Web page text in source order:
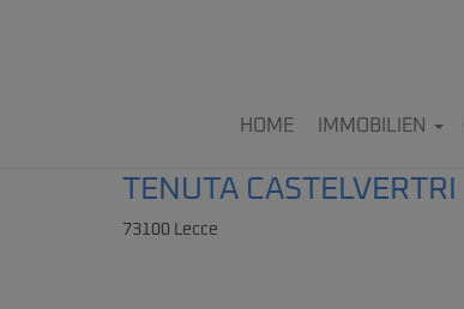
HOME IMMOBILIEN
TENUTA CASTELVERTRI
73100 Lecce